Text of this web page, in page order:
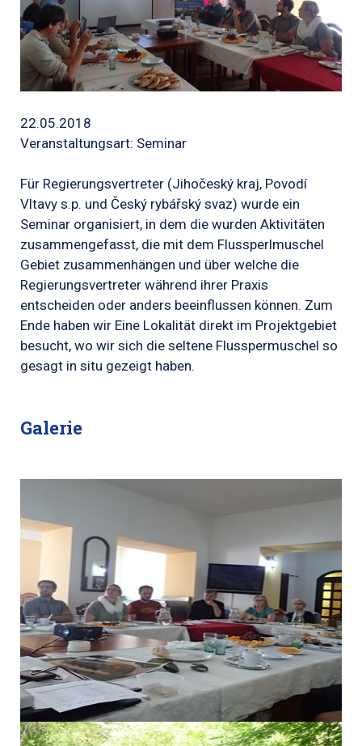
22.05.2018
Veranstaltungsart: Seminar
Für Regierungsvertreter (Jihočeský kraj, Povodí
Vltavy s.p. und Český rybářský svaz) wurde ein
Seminar organisiert, in dem die wurden Aktivitäten
zusammengefasst, die mit dem Flussperlmuschel
Gebiet zusammenhängen und über welche die
Regierungsvertreter während ihrer Praxis
entscheiden oder anders beeinflussen können. Zum
Ende haben wir Eine Lokalität direkt im Projektgebiet
besucht, wo wir sich die seltene Flusspermuschel so
gesagt in situ gezeigt haben.
Galerie